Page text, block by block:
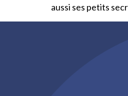
aussi ses petits